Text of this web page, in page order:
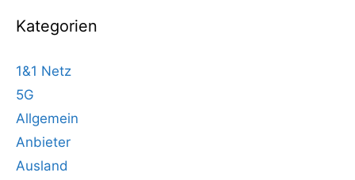
Kategorien
1&1 Netz
5G
Allgemein
Anbieter
Ausland